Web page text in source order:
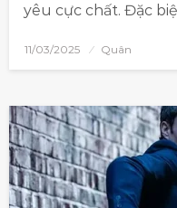
yêu cực chất. Đặc
11/03/2025 Quân